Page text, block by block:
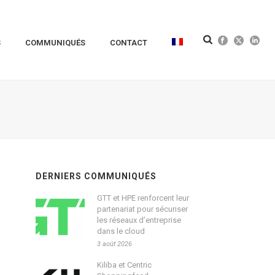
COMMUNIQUÉS CONTACT
DERNIERS COMMUNIQUÉS
GTT et HPE renforcent leur
partenariat pour sécuriser
les réseaux d’entreprise
dans le cloud
3 août 2026
Kiliba et Centric